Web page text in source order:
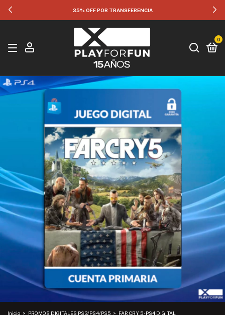
35% OFF POR TRANSFERENCIA
0
Inicio > PROMOS DIGITALES PS3/PS4/PS5 > FAR CRY 5 - PS4 DIGITAL